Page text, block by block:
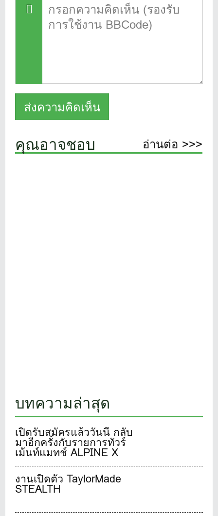
คุณอาจชอบ อ่านต่อ >>>
บทความล่าสุด
เปิดรับสมัครแล้ววันนี้ กลับ
มาอีกครั้งกับรายการทัวร์
เม้นท์แมทช์ ALPINE X
adidas GOLF Family &
Friends Golf 2024 การ
แข่งขันกอล์ฟที่ทุกท่านรอ
คอย ลุ้นชิงรางวัลสุดพิเศษ
งานเปิดตัว TaylorMade
STEALTH